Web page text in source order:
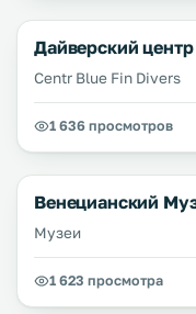
Дайверский
Centr Blue Fin Divers
1 636 просмотров
Венецианский
Музеи
1 623 просмотра